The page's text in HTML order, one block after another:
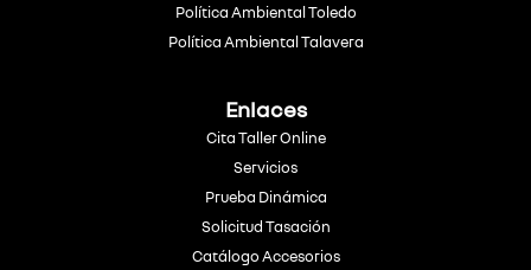
Política Ambiental Toledo
Política Ambiental Talavera
Enlaces
Cita Taller Online
Servicios
Prueba Dinámica
Solicitud Tasación
Catálogo Accesorios